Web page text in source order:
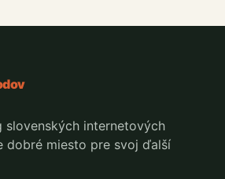
slovenských internetových
dobré miesto pre svoj ďalší